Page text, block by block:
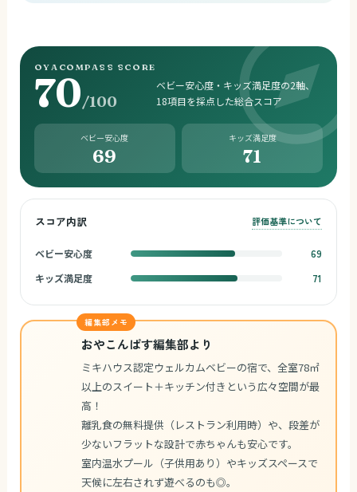
OYACOMPASS SCORE
70/100
ベビー安心度・キッズ満足度の2軸、
18項目を採点した総合スコア
ベビー安心度
69
キッズ満足度
71
スコア内訳 評価基準について
ベビー安心度
69
キッズ満足度
71
編集部メモ
おやこんぱす編集部より
ミキハウス認定ウェルカムベビーの宿で、全室78㎡
以上のスイート＋キッチン付きという広々空間が最
高！
離乳食の無料提供（レストラン利用時）や、段差が
少ないフラットな設計で赤ちゃんも安心です。
室内温水プール（子供用あり）やキッズスペースで
天候に左右されず遊べるのも◎。